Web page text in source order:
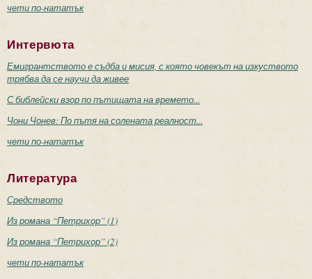
чети по-нататък
Интервюта
Емигрантството е съдба и мисия, с която човекът на изкуството
трябва да се научи да живее
С библейски взор по пътищата на времето...
Чони Чонев: По пътя на солената реалност...
чети по-нататък
Литература
Средството
Из романа “Петрихор” (1)
Из романа “Петрихор” (2)
чети по-нататък